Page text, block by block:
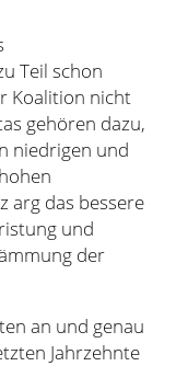
Teil schon
Koalition nicht
gehören dazu,
niedrigen und
arg das bessere
und
der
an und genau
Jahrzehnte